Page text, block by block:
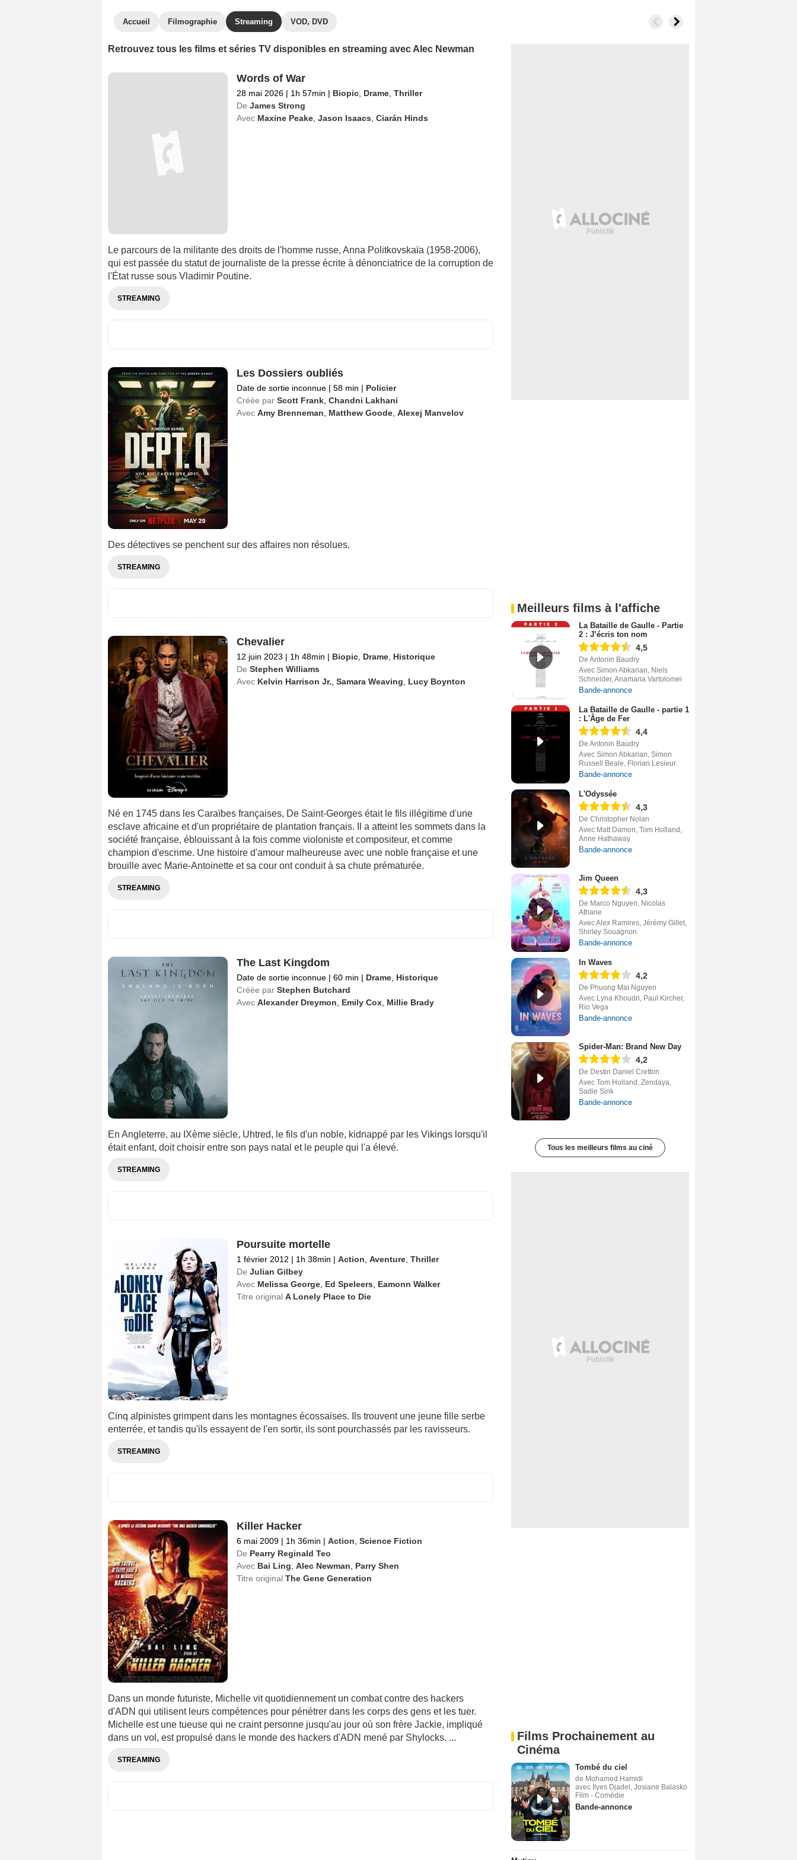
Accueil Filmographie Streaming VOD, DVD
Retrouvez tous les films et séries TV disponibles en streaming avec Alec Newman
Words of War
28 mai 2026 | 1h 57min | Biopic, Drame, Thriller
De James Strong
Avec Maxine Peake, Jason Isaacs Ciarán Hinds
Le parcours de la militante des droits de l'homme russe, Anna Politkovskaïa (1958-2006),
qui est passée du statut de journaliste de la presse écrite à dénonciatrice de la corruption de
l'État russe sous Vladimir Poutine.
STREAMING
Les Dossiers oubliés
Date de sortie inconnue | 58 min | Policier
Créée par Scott Frank, Chandni Lakhani
Avec Amy Brenneman, Matthew Goode, Alexej Manvelov
Des détectives se penchent sur des affaires non résolues.
STREAMING
Chevalier
12 juin 2023 | 1h 48min | Biopic, Drame, Historique
De Stephen Williams
Avec Kelvin Harrison Jr., Samara Weaving, Lucy Boynton
Né en 1745 dans les Caraïbes françaises, De Saint-Georges était le fils illégitime d'une
esclave africaine et d'un propriétaire de plantation français. Il a atteint les sommets dans la
société française, éblouissant à la fois comme violoniste et compositeur, et comme
champion d'escrime. Une histoire d'amour malheureuse avec une noble française et une
brouille avec Marie-Antoinette et sa cour ont conduit à sa chute prématurée.
STREAMING
The Last Kingdom
Date de sortie inconnue | 60 min | Drame, Historique
Créée par Stephen Butchard
Avec Alexander Dreymon, Emily Cox, Millie Brady
En Angleterre, au IXème siècle, Uhtred, le fils d'un noble, kidnappé par les Vikings lorsqu'il
était enfant, doit choisir entre son pays natal et le peuple qui l'a élevé.
STREAMING
Poursuite mortelle
1 février 2012 | 1h 38min | Action, Aventure, Thriller
De Julian Gilbey
Avec Melissa George, Ed Speleers, Eamonn Walker
Titre original A Lonely Place to Die
Cinq alpinistes grimpent dans les montagnes écossaises. Ils trouvent une jeune fille serbe
enterrée, et tandis qu'ils essayent de l'en sortir, ils sont pourchassés par les ravisseurs.
STREAMING
Killer Hacker
6 mai 2009 | 1h 36min | Action, Science Fiction
De Pearry Reginald Teo
Avec Bai Ling, Alec Newman, Parry Shen
Titre original The Gene Generation
Dans un monde futuriste, Michelle vit quotidiennement un combat contre des hackers
d'ADN qui utilisent leurs compétences pour pénétrer dans les corps des gens et les tuer.
Michelle est une tueuse qui ne craint personne jusqu'au jour où son frère Jackie, impliqué
dans un vol, est propulsé dans le monde des hackers d'ADN mené par Shylocks. ...
STREAMING
Meilleurs films à l'affiche
La Bataille de Gaulle - Partie
2 : J’écris ton nom
4,5
De Antonin Baudry
Avec Simon Abkarian, Niels
Schneider, Anamaria Vartolomei
Bande-annonce
La Bataille de Gaulle - partie 1
: L'Âge de Fer
4,4
De Antonin Baudry
Avec Simon Abkarian, Simon
Russell Beale, Florian Lesieur
Bande-annonce
L'Odyssée
4,3
De Christopher Nolan
Avec Matt Damon, Tom Holland,
Anne Hathaway
Bande-annonce
Jim Queen
4,3
De Marco Nguyen, Nicolas
Athane
Avec Alex Ramires, Jérémy Gillet,
Shirley Souagnon
Bande-annonce
In Waves
4,2
De Phuong Mai Nguyen
Avec Lyna Khoudri, Paul Kircher,
Rio Vega
Bande-annonce
Spider-Man: Brand New Day
4,2
De Destin Daniel Cretton
Avec Tom Holland, Zendaya,
Sadie Sink
Bande-annonce
Tous les meilleurs films au ciné
Films Prochainement au
Cinéma
Tombé du ciel
de Mohamed Hamidi
avec Ilyes Djadel, Josiane Balasko
Film - Comédie
Bande-annonce